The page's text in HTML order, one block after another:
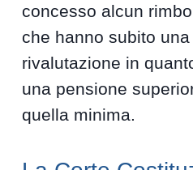
concesso alcun
che hanno subito
rivalutazione in
una pensione
quella minima.